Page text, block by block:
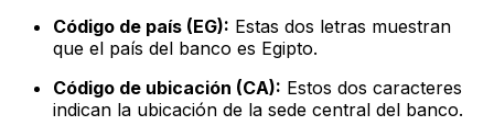
Código de país (EG): Estas dos letras muestran
que el país del banco es Egipto.
Código de ubicación (CA): Estos dos caracteres
indican la ubicación de la sede central del banco.